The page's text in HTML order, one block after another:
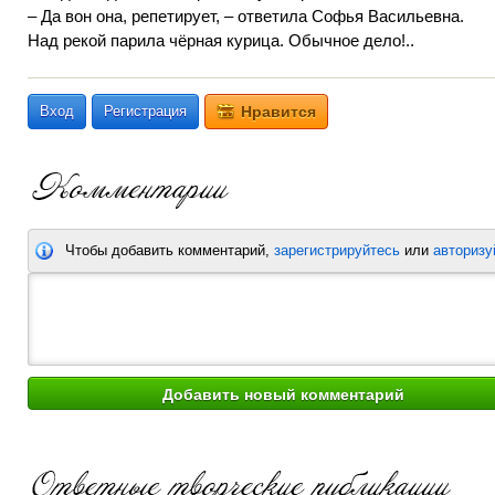
– Да вон она, репетирует, – ответила Софья Васильевна.
Над рекой парила чёрная курица. Обычное дело!..
Вход Регистрация Нравится
Чтобы добавить комментарий, зарегистрируйтесь или